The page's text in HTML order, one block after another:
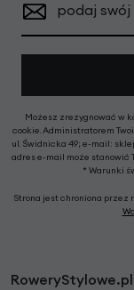
podaj swój
Możesz zrezygnować w
cookie. Administratorem
ul. Świdnicka 49; e-mail:
adres e-mail może stanowić
* Warunki
Strona jest chroniona przez
RoweryStylowe.pl